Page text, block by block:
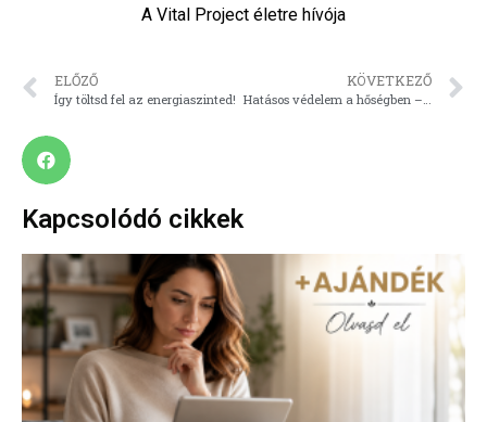
A Vital Project életre hívója
ELŐZŐ
Így töltsd fel az energiaszinted!
KÖVETKEZŐ
Hatásos védelem a hőségben – Megtaláltam a legjobb naptejet!
Kapcsolódó cikkek